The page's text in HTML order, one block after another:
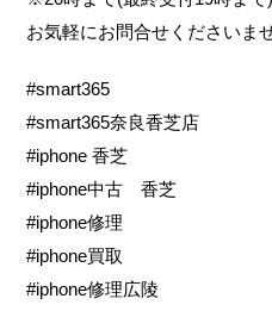
お気軽にお問合せくださいま
#smart365
#smart365奈良香芝店
#iphone 香芝
#iphone中古 香芝
#iphone修理
#iphone買取
#iphone修理広陵